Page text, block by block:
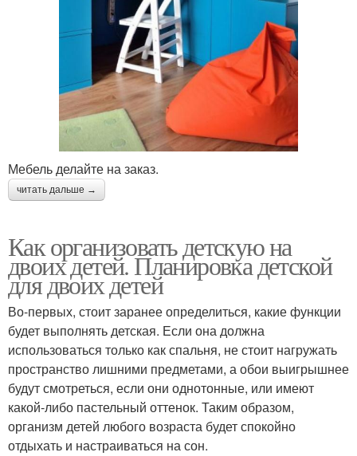
Мебель делайте на заказ.
читать дальше →
Как организовать детскую на
двоих детей. Планировка детской
для двоих детей
Во-первых, стоит заранее определиться, какие функции
будет выполнять детская. Если она должна
использоваться только как спальня, не стоит нагружать
пространство лишними предметами, а обои выигрышнее
будут смотреться, если они однотонные, или имеют
какой-либо пастельный оттенок. Таким образом,
организм детей любого возраста будет спокойно
отдыхать и настраиваться на сон.